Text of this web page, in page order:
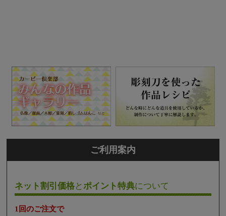
ご利用案内
ネット割引価格とポイント特典について
1回のご注文で